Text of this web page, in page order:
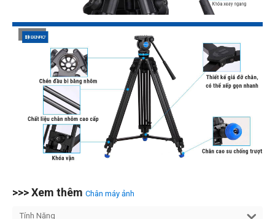
>>> Xem thêm Chân máy ảnh
Tính Năng